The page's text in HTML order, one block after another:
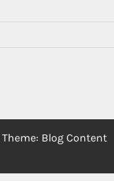
Theme: Blog Content